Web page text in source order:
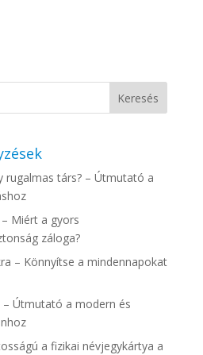
rugalmas társ? – Útmutató a
Miért a gyors
záloga?
– Könnyítse a mindennapokat
Útmutató a modern és
a fizikai névjegykártya a